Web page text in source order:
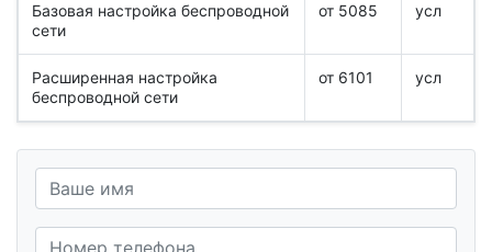
Базовая настройка беспроводной
сети
от 5085 усл
Расширенная настройка
беспроводной сети
от 6101 усл